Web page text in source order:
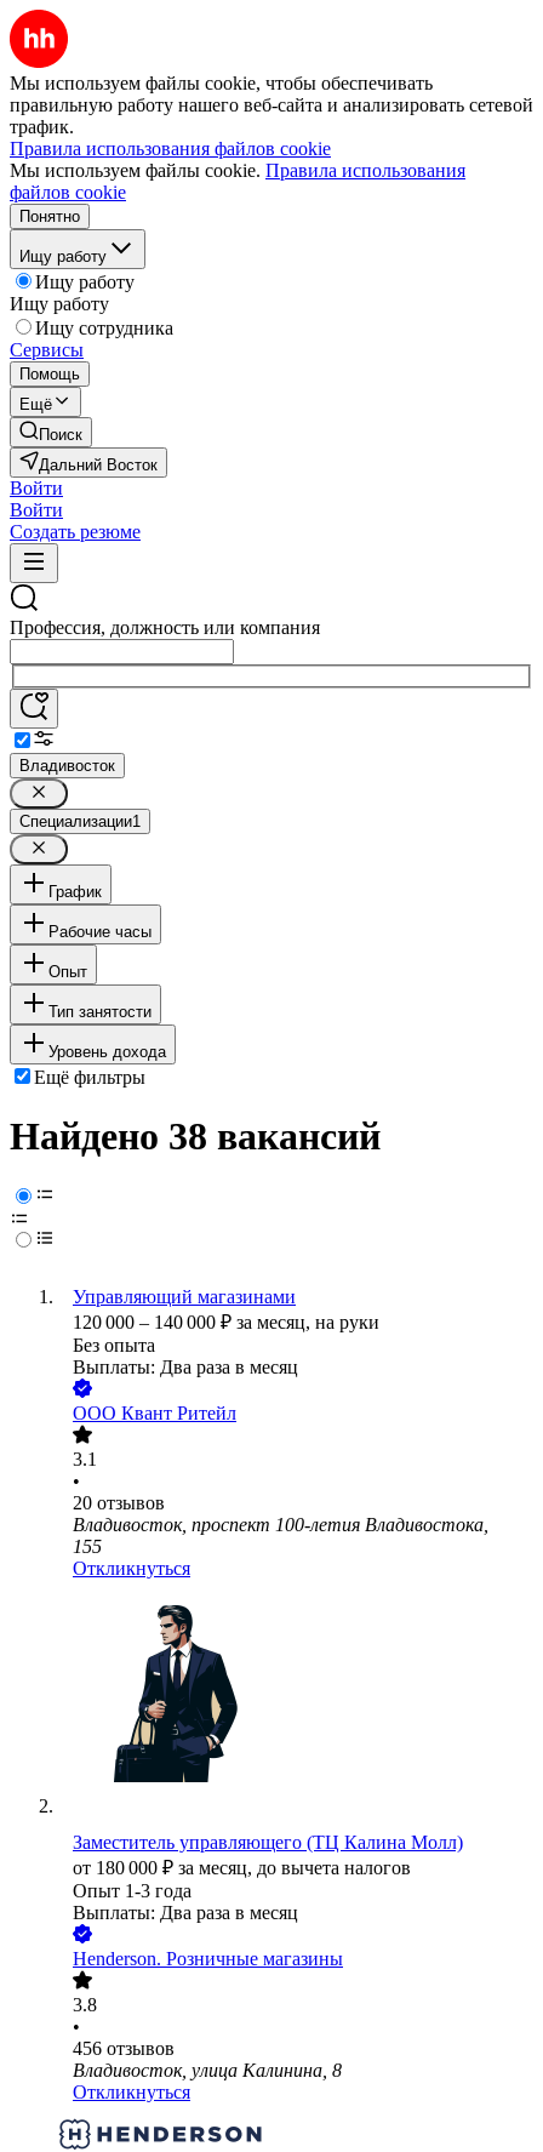
Мы используем файлы cookie, чтобы обеспечивать
правильную работу нашего веб-сайта и анализировать сетевой
трафик.
Правила использования файлов cookie
Мы используем файлы cookie. Правила использования
файлов cookie
Понятно
Ищу работу
Ищу работу
Ищу работу
Ищу сотрудника
Сервисы
Помощь
Ещё
Поиск
Дальний Восток
Войти
Войти
Создать резюме
Профессия, должность или компания
Владивосток
Специализации1
График
Рабочие часы
Опыт
Тип занятости
Уровень дохода
Ещё фильтры
Найдено 38 вакансий
Управляющий магазинами
120 000 – 140 000 ₽ за месяц, на руки
Без опыта
Выплаты: Два раза в месяц
ООО Квант Ритейл
3.1
•
20 отзывов
Владивосток, проспект 100-летия Владивостока,
155
Откликнуться
Заместитель управляющего (ТЦ Калина Молл)
от 180 000 ₽ за месяц, до вычета налогов
Опыт 1-3 года
Выплаты: Два раза в месяц
Henderson. Розничные магазины
3.8
•
456 отзывов
Владивосток, улица Калинина, 8
Откликнуться